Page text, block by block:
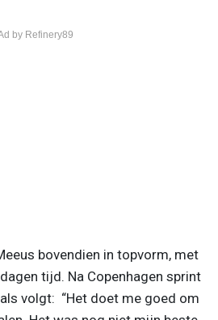
by Refinery89
bovendien in topvorm, met
tijd. Na Copenhagen sprint
volgt: “Het doet me goed om